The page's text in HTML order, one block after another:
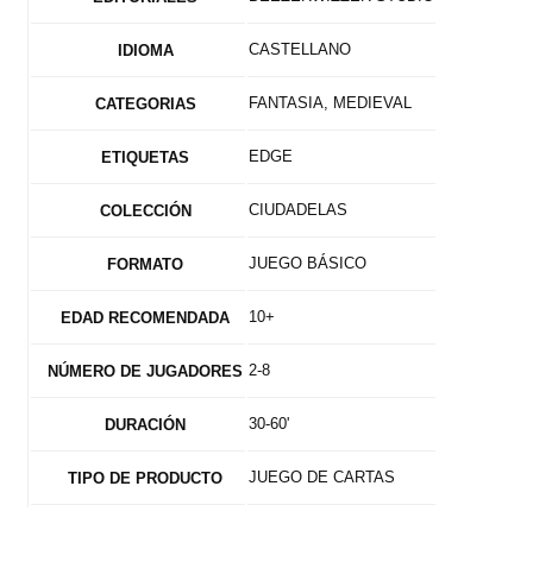
IDIOMA CASTELLANO
CATEGORIAS FANTASIA, MEDIEVAL
ETIQUETAS EDGE
COLECCIÓN CIUDADELAS
FORMATO JUEGO BÁSICO
EDAD RECOMENDADA 10+
NÚMERO DE JUGADORES 2-8
DURACIÓN 30-60'
TIPO DE PRODUCTO JUEGO DE CARTAS